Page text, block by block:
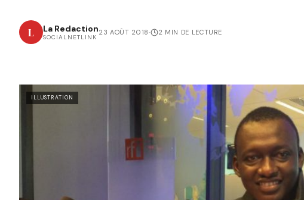
L La Redaction
SOCIALNETLINK
23 AOÛT 2018· 2 MIN DE LECTURE
ILLUSTRATION